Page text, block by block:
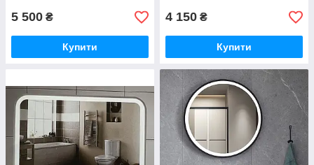
5 500 ₴
Купити
4 150 ₴
Купити